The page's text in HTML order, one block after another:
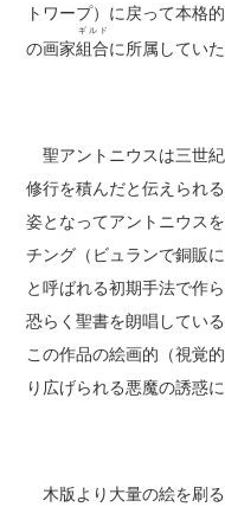
トワープ）に戻って本格
の画家組合
ギルド
に所属していた
聖アントニウスは三世
修行を積んだと伝えられ
姿となってアントニウス
チング（ビュランで銅販
と呼ばれる初期手法で作
恐らく聖書を朗唱してい
この作品の絵画的（視覚
り広げられる悪魔の誘惑
木版より大量の絵を刷